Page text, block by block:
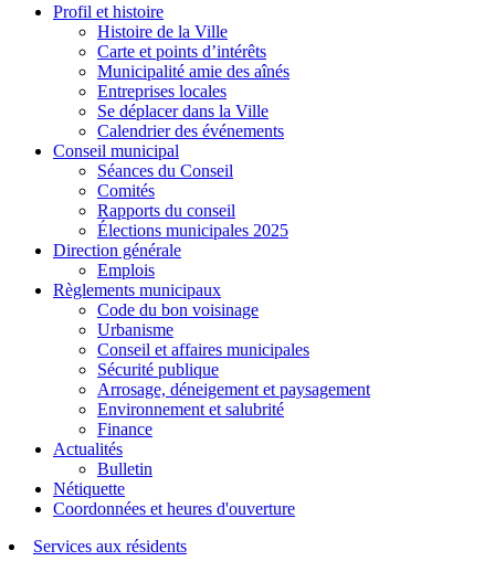
Profil et histoire
Histoire de la Ville
Carte et points d’intérêts
Municipalité amie des aînés
Entreprises locales
Se déplacer dans la Ville
Calendrier des événements
Conseil municipal
Séances du Conseil
Comités
Rapports du conseil
Élections municipales 2025
Direction générale
Emplois
Règlements municipaux
Code du bon voisinage
Urbanisme
Conseil et affaires municipales
Sécurité publique
Arrosage, déneigement et paysagement
Environnement et salubrité
Finance
Actualités
Bulletin
Nétiquette
Coordonnées et heures d'ouverture
Services aux résidents